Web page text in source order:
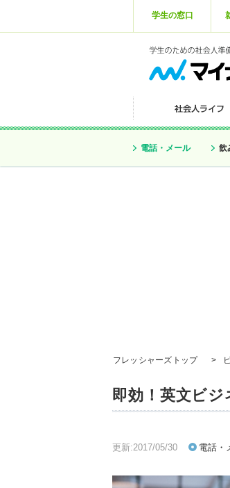
学生の窓口
電話・メール 飲
フレッシャーズトップ >
即効！英文ビ
更新:2017/05/30 電話・